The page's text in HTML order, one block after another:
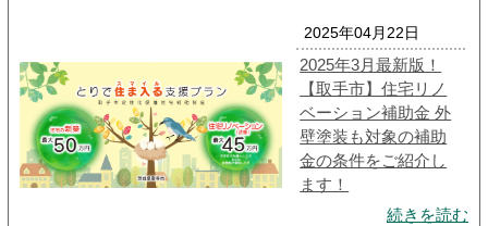
2025年04月22日
2025年3月最新版！
【取手市】住宅リノ
ベーション補助金 外
壁塗装も対象の補助
金の条件をご紹介し
ます！
続きを読む